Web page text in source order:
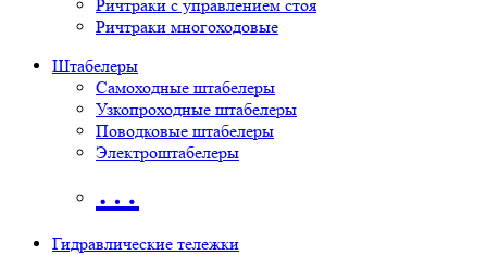
Ричтраки с управлением стоя
Ричтраки многоходовые
Штабелеры
Самоходные штабелеры
Узкопроходные штабелеры
Поводковые штабелеры
Электроштабелеры
…
Гидравлические тележки